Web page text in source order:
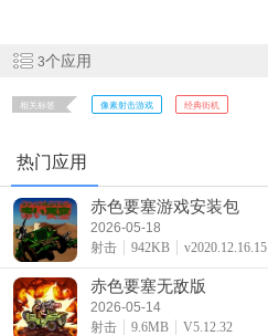
3个应用
相关标签 像素射击游戏 经典街机
热门应用
赤色要塞游戏安装包
2026-05-18
射击
942KB v2020.12.16.15
赤色要塞无敌版
2026-05-14
射击
9.6MB V5.12.32